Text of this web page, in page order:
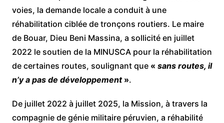
voies, la demande locale a conduit à une
réhabilitation ciblée de tronçons routiers. Le maire
de Bouar, Dieu Beni Massina, a sollicité en juillet
2022 le soutien de la MINUSCA pour la réhabilitation
de certaines routes, soulignant que « sans routes, il
n’y a pas de développement».
De juillet 2022 à juillet 2025, la Mission, à travers la
compagnie de génie militaire péruvien, a réhabilité